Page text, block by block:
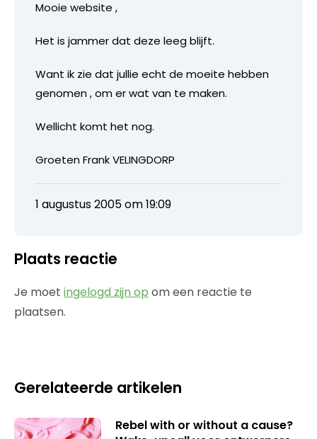
Mooie website ,
Het is jammer dat deze leeg blijft.
Want ik zie dat jullie echt de moeite hebben
genomen , om er wat van te maken.
Wellicht komt het nog.
Groeten Frank VELINGDORP
1 augustus 2005 om 19:09
Plaats reactie
Je moet ingelogd zijn op om een reactie te
plaatsen.
Gerelateerde artikelen
Rebel with or without a cause?